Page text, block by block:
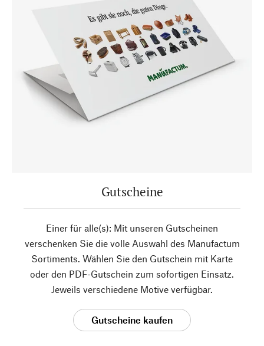
Gutscheine
Einer für alle(s): Mit unseren Gutscheinen
verschenken Sie die volle Auswahl des Manufactum
Sortiments. Wählen Sie den Gutschein mit Karte
oder den PDF-Gutschein zum sofortigen Einsatz.
Jeweils verschiedene Motive verfügbar.
Gutscheine kaufen